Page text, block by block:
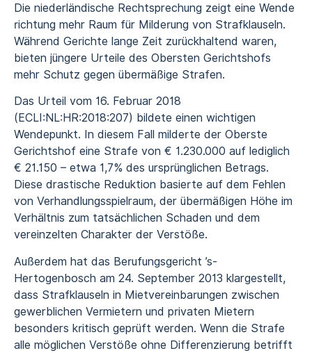
Die niederländische Rechtsprechung zeigt eine Wende
richtung mehr Raum für Milderung von Strafklauseln.
Während Gerichte lange Zeit zurückhaltend waren,
bieten jüngere Urteile des Obersten Gerichtshofs
mehr Schutz gegen übermäßige Strafen.
Das Urteil vom 16. Februar 2018
(ECLI:NL:HR:2018:207) bildete einen wichtigen
Wendepunkt. In diesem Fall milderte der Oberste
Gerichtshof eine Strafe von € 1.230.000 auf lediglich
€ 21.150 – etwa 1,7% des ursprünglichen Betrags.
Diese drastische Reduktion basierte auf dem Fehlen
von Verhandlungsspielraum, der übermäßigen Höhe im
Verhältnis zum tatsächlichen Schaden und dem
vereinzelten Charakter der Verstöße.
Außerdem hat das Berufungsgericht ’s-
Hertogenbosch am 24. September 2013 klargestellt,
dass Strafklauseln in Mietvereinbarungen zwischen
gewerblichen Vermietern und privaten Mietern
besonders kritisch geprüft werden. Wenn die Strafe
alle möglichen Verstöße ohne Differenzierung betrifft